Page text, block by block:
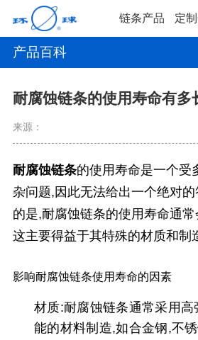
链条产品 定
产品百科
耐腐蚀链条的使用寿命有多
来源：
耐腐蚀链条的使用寿命是一个受
杂问题,因此无法给出一个绝对
的是,耐腐蚀链条的使用寿命通
这主要得益于其特殊的材质和制
影响耐腐蚀链条使用寿命的因素
材质:耐腐蚀链条通常采用
能的材料制造,如合金钢,不